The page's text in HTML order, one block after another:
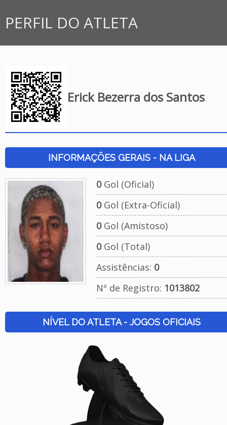
PERFIL DO ATLETA
Erick Bezerra dos Santos
INFORMAÇÕES GERAIS - NA LIGA
0Gol (Oficial)
0Gol (Extra-Oficial)
0Gol (Amistoso)
0Gol (Total)
Assistências: 0
Nº de Registro: 1013802
NÍVEL DO ATLETA - JOGOS OFICIAIS